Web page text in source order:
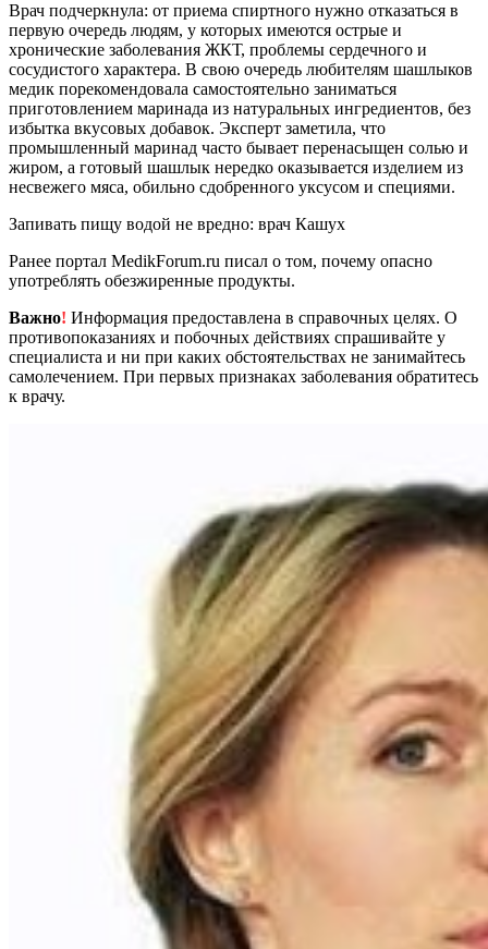
Врач подчеркнула: от приема спиртного нужно отказаться в
первую очередь людям, у которых имеются острые и
хронические заболевания ЖКТ, проблемы сердечного и
сосудистого характера. В свою очередь любителям шашлыков
медик порекомендовала самостоятельно заниматься
приготовлением маринада из натуральных ингредиентов, без
избытка вкусовых добавок. Эксперт заметила, что
промышленный маринад часто бывает перенасыщен солью и
жиром, а готовый шашлык нередко оказывается изделием из
несвежего мяса, обильно сдобренного уксусом и специями.
Запивать пищу водой не вредно: врач Кашух
Ранее портал MedikForum.ru писал о том, почему опасно
употреблять обезжиренные продукты.
Важно! Информация предоставлена в справочных целях. О
противопоказаниях и побочных действиях спрашивайте у
специалиста и ни при каких обстоятельствах не занимайтесь
самолечением. При первых признаках заболевания обратитесь
к врачу.